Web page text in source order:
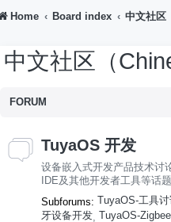
Home Board index 中文社区
中文社区（
FORUM
TuyaOS 开发
设备嵌入式开发产品技术讨
IDE及其他开发者工具等话题
Subforums: TuyaOS-工具
牙设备开发 TuyaOS-